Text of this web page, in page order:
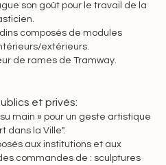
son goût pour le travail de la
composés de modules
extérieurs.
de rames de Tramway.
et privés:
main » pour un geste artistique
dans la Ville".
aux institutions et aux
commandes de : sculptures